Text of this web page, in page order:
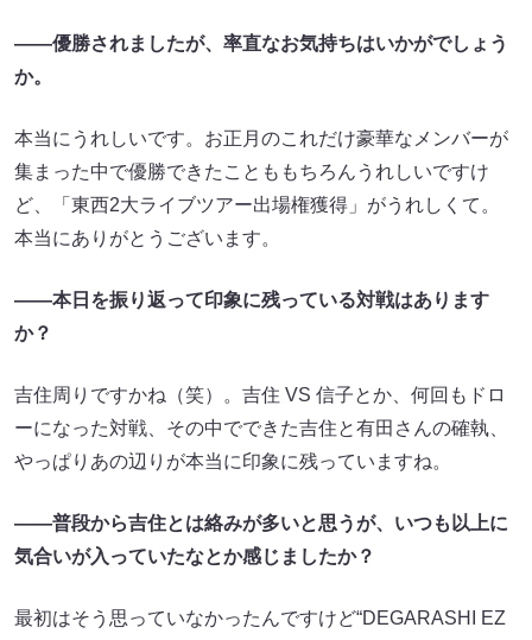
――優勝されましたが、率直なお気持ちはいかがでしょう
か。
本当にうれしいです。お正月のこれだけ豪華なメンバーが
集まった中で優勝できたことももちろんうれしいですけ
ど、「東西2大ライブツアー出場権獲得」がうれしくて。
本当にありがとうございます。
――本日を振り返って印象に残っている対戦はあります
か？
吉住周りですかね（笑）。吉住 VS 信子とか、何回もドロ
ーになった対戦、その中でできた吉住と有田さんの確執、
やっぱりあの辺りが本当に印象に残っていますね。
――普段から吉住とは絡みが多いと思うが、いつも以上に
気合いが入っていたなとか感じましたか？
最初はそう思っていなかったんですけど“DEGARASHI EZ